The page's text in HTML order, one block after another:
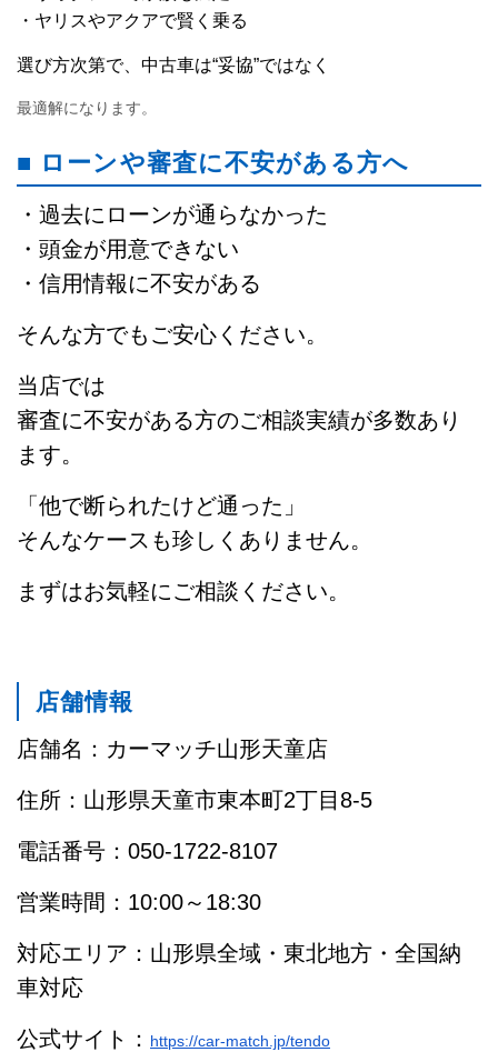
・ヤリスやアクアで賢く乗る
選び方次第で、中古車は“妥協”ではなく
最適解になります。
■ ローンや審査に不安がある方へ
・過去にローンが通らなかった
・頭金が用意できない
・信用情報に不安がある
そんな方でもご安心ください。
当店では
審査に不安がある方のご相談実績が多数あり
ます。
「他で断られたけど通った」
そんなケースも珍しくありません。
まずはお気軽にご相談ください。
店舗情報
店舗名：カーマッチ山形天童店
住所：山形県天童市東本町2丁目8-5
電話番号：050-1722-8107
営業時間：10:00～18:30
対応エリア：山形県全域・東北地方・全国納
車対応
公式サイト： https://car-match.jp/tendo